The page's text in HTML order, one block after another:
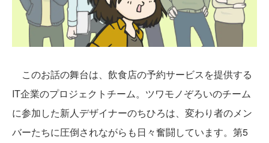
このお話の舞台は、飲食店の予約サービスを提供する
IT企業のプロジェクトチーム。ツワモノぞろいのチーム
に参加した新人デザイナーのちひろは、変わり者のメン
バーたちに圧倒されながらも日々奮闘しています。第5